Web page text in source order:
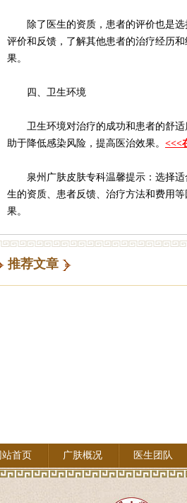
除了医生的资质，患者的评价也是选
评价和反馈，了解其他患者的治疗经历
果。
四、卫生环境
卫生环境对治疗的成功和患者的舒适
助于降低感染风险，提高医治效果。 <<<
泉州广肤皮肤专科温馨提示：选择适
生的资质、患者反馈、治疗方法和费用
果。
推荐文章
站首页 广肤概况 医生团队